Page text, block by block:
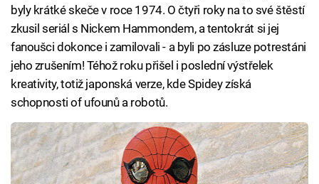
byly krátké skeče v roce 1974. O čtyři roky na to své štěstí
zkusil seriál s Nickem Hammondem, a tentokrát si jej
fanoušci dokonce i zamilovali - a byli po zásluze potrestáni
jeho zrušením! Téhož roku přišel i poslední výstřelek
kreativity, totiž japonská verze, kde Spidey získá
schopnosti of ufounů a robotů.